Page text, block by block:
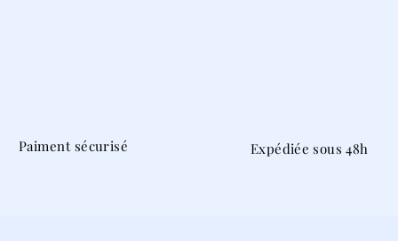
Paiment sécurisé Expédiée sous 48h